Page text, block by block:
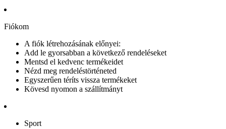
Fiókom
A fiók létrehozásának előnyei:
Add le gyorsabban a következő rendeléseket
Mentsd el kedvenc termékeidet
Nézd meg rendeléstörténeted
Egyszerűen téríts vissza termékeket
Kövesd nyomon a szállítmányt
Sport